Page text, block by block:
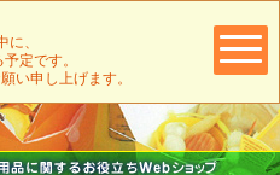
、
定です。
い申し上げます。